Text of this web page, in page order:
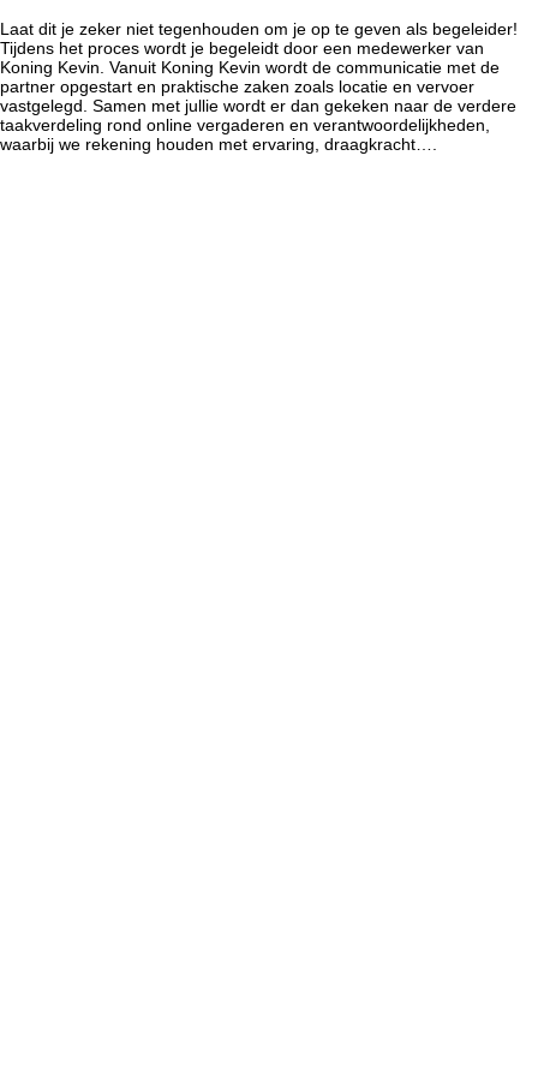
Laat dit je zeker niet tegenhouden om je op te geven als begeleider!
Tijdens het proces wordt je begeleidt door een medewerker van
Koning Kevin. Vanuit Koning Kevin wordt de communicatie met de
partner opgestart en praktische zaken zoals locatie en vervoer
vastgelegd. Samen met jullie wordt er dan gekeken naar de verdere
taakverdeling rond online vergaderen en verantwoordelijkheden,
waarbij we rekening houden met ervaring, draagkracht….